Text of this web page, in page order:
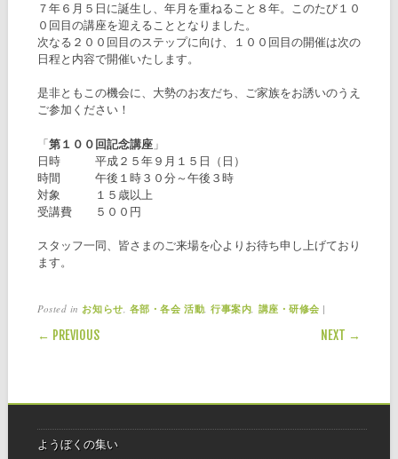
７年６月５日に誕生し、年月を重ねること８年。このたび１０
０回目の講座を迎えることとなりました。
次なる２００回目のステップに向け、１００回目の開催は次の
日程と内容で開催いたします。
是非ともこの機会に、大勢のお友だち、ご家族をお誘いのうえ
ご参加ください！
「第１００回記念講座」
日時 平成２５年９月１５日（日）
時間 午後１時３０分～午後３時
対象 １５歳以上
受講費 ５００円
スタッフ一同、皆さまのご来場を心よりお待ち申し上げており
ます。
Posted in お知らせ 各部・各会 活動 ,行事案内 講座・研修会 |
POST NAVIGATION
← PREVIOUS NEXT →
ようぼくの集い